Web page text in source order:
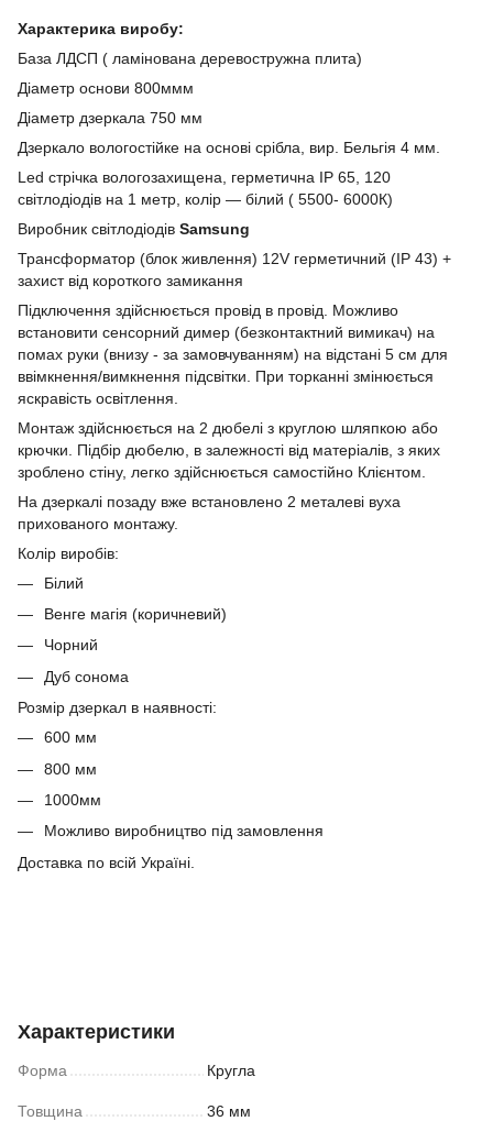
Характерика виробу:
База ЛДСП ( ламінована деревостружна плита)
Діаметр основи 800ммм
Діаметр дзеркала 750 мм
Дзеркало вологостійке на основі срібла, вир. Бельгія 4 мм.
Led стрічка вологозахищена, герметична IP 65, 120
світлодіодів на 1 метр, колір — білий ( 5500- 6000К)
Виробник світлодіодів Samsung
Трансформатор (блок живлення) 12V герметичний (IP 43) +
захист від короткого замикання
Підключення здійснюється провід в провід. Можливо
встановити сенсорний димер (безконтактний вимикач) на
помах руки (внизу - за замовчуванням) на відстані 5 см для
ввімкнення/вимкнення підсвітки. При торканні змінюється
яскравість освітлення.
Монтаж здійснюється на 2 дюбелі з круглою шляпкою або
крючки. Підбір дюбелю, в залежності від матеріалів, з яких
зроблено стіну, легко здійснюється самостійно Клієнтом.
На дзеркалі позаду вже встановлено 2 металеві вуха
прихованого монтажу.
Колір виробів:
Білий
Венге магія (коричневий)
Чорний
Дуб сонома
Розмір дзеркал в наявності:
600 мм
800 мм
1000мм
Можливо виробництво під замовлення
Доставка по всій Україні.
Характеристики
Форма Кругла
Товщина 36 мм